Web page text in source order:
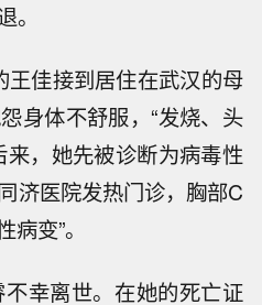
佳接到居住在武汉的母
身体不舒服，“发烧、头
来，她先被诊断为病毒性
济医院发热门诊，胸部C
变”。
幸离世。在她的死亡证